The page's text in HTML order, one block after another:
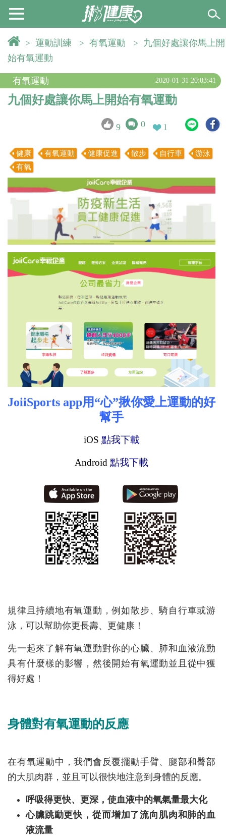
> 運動訓練 > 有氧運動 > 九個好處讓你馬上開
始有氧運動
有氧運動 2020-01-31 20:03:41
九個好處讓你馬上開始有氧運動
9 0 1
健康 有氧運動 健康促進 散步 自行車
游泳
有氧
JoiiSports app用“心”揪你愛上運動的好
幫手
iOS 點我下載
Android 點我下載
規律且持續地有氧運動，例如散步、騎自行車或游
泳，可以幫助你更長壽、更健康！
先一起來了解有氧運動對你的心臟、肺和血液流動
具有什麼樣的影響，然後開始有氧運動並且從中獲
得好處！
身體對有氧運動的反應
在有氧運動中，我們會反覆擺動手臂、腿部和臀部
的大肌肉群，並且可以很快地注意到身體的反應。
呼吸得更快、更深，使血液中的氧氣量最大化
心臟跳動更快，從而增加了流向肌肉和肺的血
液流量